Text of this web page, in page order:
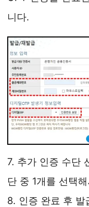
니다.
7. 추가 인증 수단
단 중 1개를 선택
8. 인증 완료 후 발